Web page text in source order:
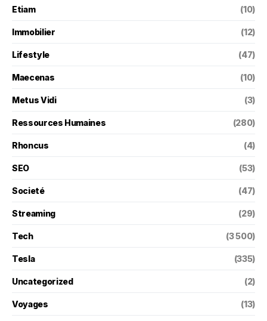
Etiam (10)
Immobilier (12)
Lifestyle (47)
Maecenas (10)
Metus Vidi (3)
Ressources Humaines (280)
Rhoncus (4)
SEO (53)
Societé (47)
Streaming (29)
Tech (3 500)
Tesla (335)
Uncategorized (2)
Voyages (13)